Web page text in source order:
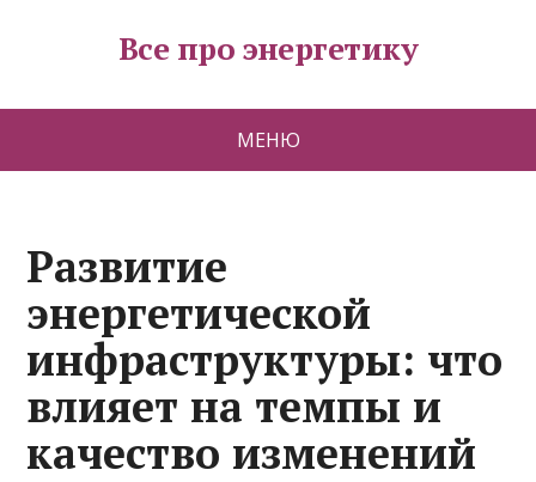
Все про энергетику
МЕНЮ
Развитие
энергетической
инфраструктуры: что
влияет на темпы и
качество изменений